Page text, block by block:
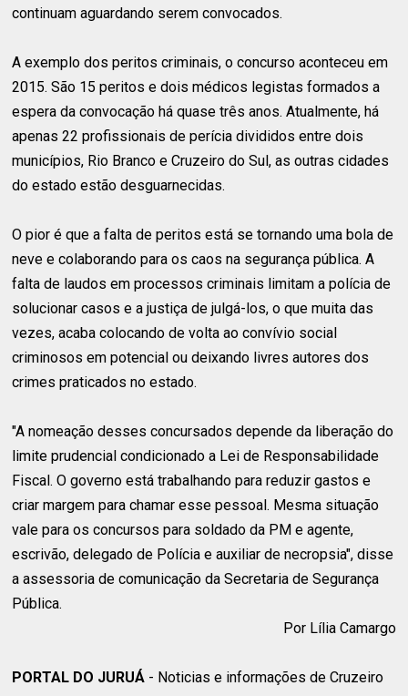
continuam aguardando serem convocados.
A exemplo dos peritos criminais, o concurso aconteceu em
2015. São 15 peritos e dois médicos legistas formados a
espera da convocação há quase três anos. Atualmente, há
apenas 22 profissionais de perícia divididos entre dois
municípios, Rio Branco e Cruzeiro do Sul, as outras cidades
do estado estão desguarnecidas.
O pior é que a falta de peritos está se tornando uma bola de
neve e colaborando para os caos na segurança pública. A
falta de laudos em processos criminais limitam a polícia de
solucionar casos e a justiça de julgá-los, o que muita das
vezes, acaba colocando de volta ao convívio social
criminosos em potencial ou deixando livres autores dos
crimes praticados no estado.
"A nomeação desses concursados depende da liberação do
limite prudencial condicionado a Lei de Responsabilidade
Fiscal. O governo está trabalhando para reduzir gastos e
criar margem para chamar esse pessoal. Mesma situação
vale para os concursos para soldado da PM e agente,
escrivão, delegado de Polícia e auxiliar de necropsia", disse
a assessoria de comunicação da Secretaria de Segurança
Pública.
Por Lília Camargo
PORTAL DO JURUÁ - Noticias e informações de Cruzeiro